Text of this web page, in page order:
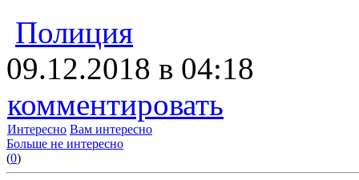
Полиция
09.12.2018 в 04:18
комментировать
Интересно Вам интересно
Больше не интересно
(0)